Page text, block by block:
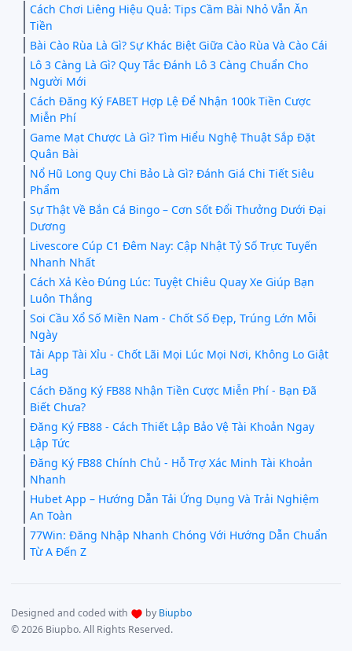
Cách Chơi Liêng Hiệu Quả: Tips Cầm Bài Nhỏ Vẫn Ăn
Tiền
Bài Cào Rùa Là Gì? Sự Khác Biệt Giữa Cào Rùa Và Cào Cái
Lô 3 Càng Là Gì? Quy Tắc Đánh Lô 3 Càng Chuẩn Cho
Người Mới
Cách Đăng Ký FABET Hợp Lệ Để Nhận 100k Tiền Cược
Miễn Phí
Game Mạt Chược Là Gì? Tìm Hiểu Nghệ Thuật Sắp Đặt
Quân Bài
Nổ Hũ Long Quy Chi Bảo Là Gì? Đánh Giá Chi Tiết Siêu
Phẩm
Sự Thật Về Bắn Cá Bingo – Cơn Sốt Đổi Thưởng Dưới Đại
Dương
Livescore Cúp C1 Đêm Nay: Cập Nhật Tỷ Số Trực Tuyến
Nhanh Nhất
Cách Xả Kèo Đúng Lúc: Tuyệt Chiêu Quay Xe Giúp Bạn
Luôn Thắng
Soi Cầu Xổ Số Miền Nam - Chốt Số Đẹp, Trúng Lớn Mỗi
Ngày
Tải App Tài Xỉu - Chốt Lãi Mọi Lúc Mọi Nơi, Không Lo Giật
Lag
Cách Đăng Ký FB88 Nhận Tiền Cược Miễn Phí - Bạn Đã
Biết Chưa?
Đăng Ký FB88 - Cách Thiết Lập Bảo Vệ Tài Khoản Ngay
Lập Tức
Đăng Ký FB88 Chính Chủ - Hỗ Trợ Xác Minh Tài Khoản
Nhanh
Hubet App – Hướng Dẫn Tải Ứng Dụng Và Trải Nghiệm
An Toàn
77Win: Đăng Nhập Nhanh Chóng Với Hướng Dẫn Chuẩn
Từ A Đến Z
Designed and coded with by Biupbo
© 2026 Biupbo. All Rights Reserved.